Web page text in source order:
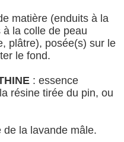
matière (enduits à la
la colle de peau
plâtre), posée(s) sur le
le fond.
: essence
résine tirée du pin, ou
de la lavande mâle.